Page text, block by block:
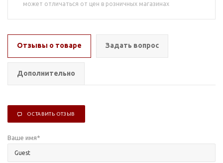
может отличаться от цен в розничных магазинах
Отзывы о товаре Задать вопрос
Дополнительно
ОСТАВИТЬ ОТЗЫВ
Ваше имя*